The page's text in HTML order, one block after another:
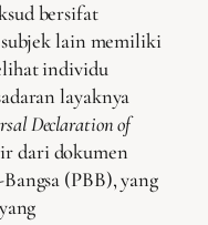
bersifat
lain memiliki
individu
layaknya
Declaration of
dari dokumen
(PBB), yang